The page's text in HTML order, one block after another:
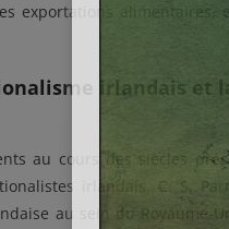
exportations
irlandais et
au cours des siècles
irlandais. C. S.
au sein du Royaume-